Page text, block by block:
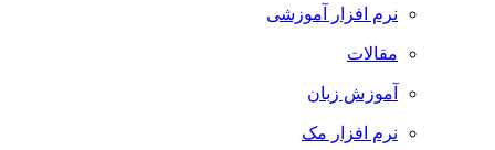
نرم افزار آموزشی
مقالات
آموزش زبان
نرم افزار مک